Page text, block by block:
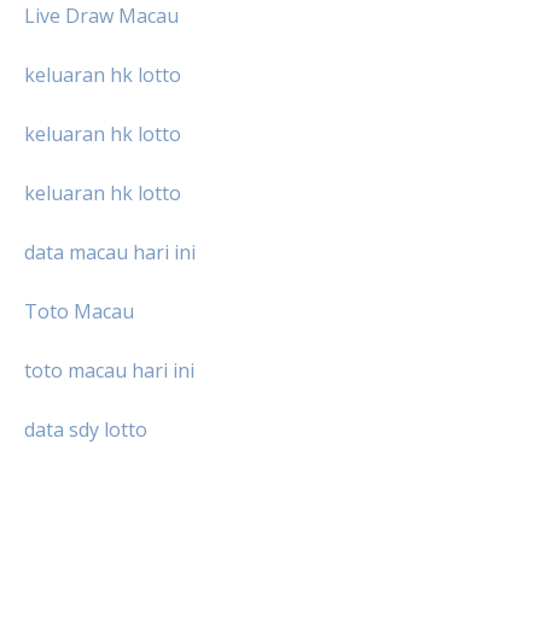
Live Draw Macau
keluaran hk lotto
keluaran hk lotto
keluaran hk lotto
data macau hari ini
Toto Macau
toto macau hari ini
data sdy lotto